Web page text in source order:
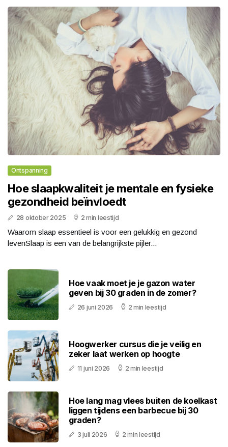
Ontspanning
Hoe slaapkwaliteit je mentale en fysieke
gezondheid beïnvloedt
28 oktober 2025 2 min leestijd
Waarom slaap essentieel is voor een gelukkig en gezond
levenSlaap is een van de belangrijkste pijler...
Hoe vaak moet je je gazon water
geven bij 30 graden in de zomer?
26 juni 2026 2 min leestijd
Hoogwerker cursus die je veilig en
zeker laat werken op hoogte
11 juni 2026 2 min leestijd
Hoe lang mag vlees buiten de koelkast
liggen tijdens een barbecue bij 30
graden?
3 juli 2026 2 min leestijd